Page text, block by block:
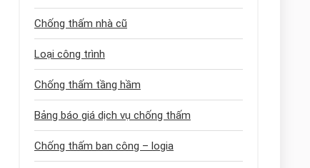
Chống thấm nhà cũ
Loại công trình
Chống thấm tầng hầm
Bảng báo giá dịch vụ chống thấm
Chống thấm ban công – logia